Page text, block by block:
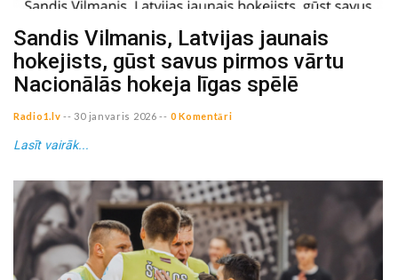
Sandis Vilmanis, Latvijas jaunais
hokejists, gūst savus pirmos vārtu
Nacionālās hokeja līgas spēlē
Radio1.lv -- 30 janvaris 2026 -- 0 Komentāri
Lasīt vairāk...